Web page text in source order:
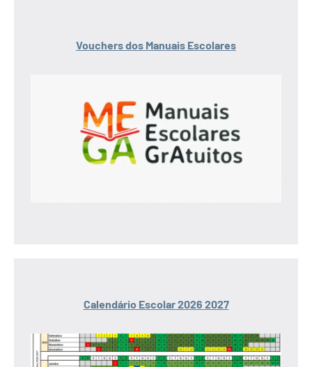
Vouchers dos Manuais Escolares
Calendário Escolar 2026 2027